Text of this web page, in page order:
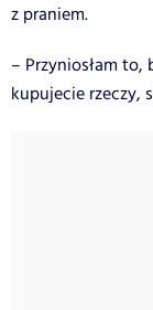
z praniem.
– Przyniosłam to,
kupujecie rzeczy,